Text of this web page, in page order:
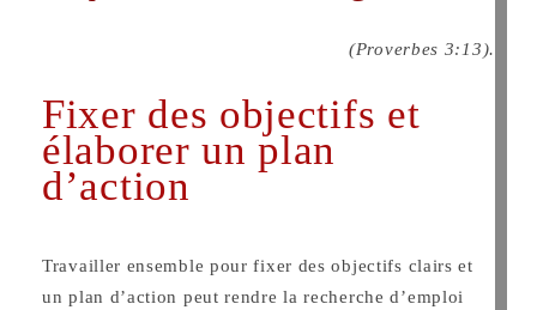
(Proverbes 3:13).
Fixer des objectifs et
élaborer un plan
d’action
Travailler ensemble pour fixer des objectifs clairs et
un plan d’action peut rendre la recherche d’emploi